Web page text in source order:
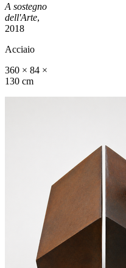
A sostegno
dell'Arte,
2018
Acciaio
360 × 84 ×
130 cm